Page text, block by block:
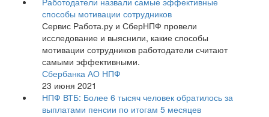
способы мотивации сотрудников
Сервис Работа.ру и СберНПФ провели
исследование и выяснили, какие способы
мотивации сотрудников работодатели считают
самыми эффективными.
Сбербанка АО НПФ
23 июня 2021
НПФ ВТБ: Более 6 тысяч человек обратилось за
выплатами пенсии по итогам 5 месяцев